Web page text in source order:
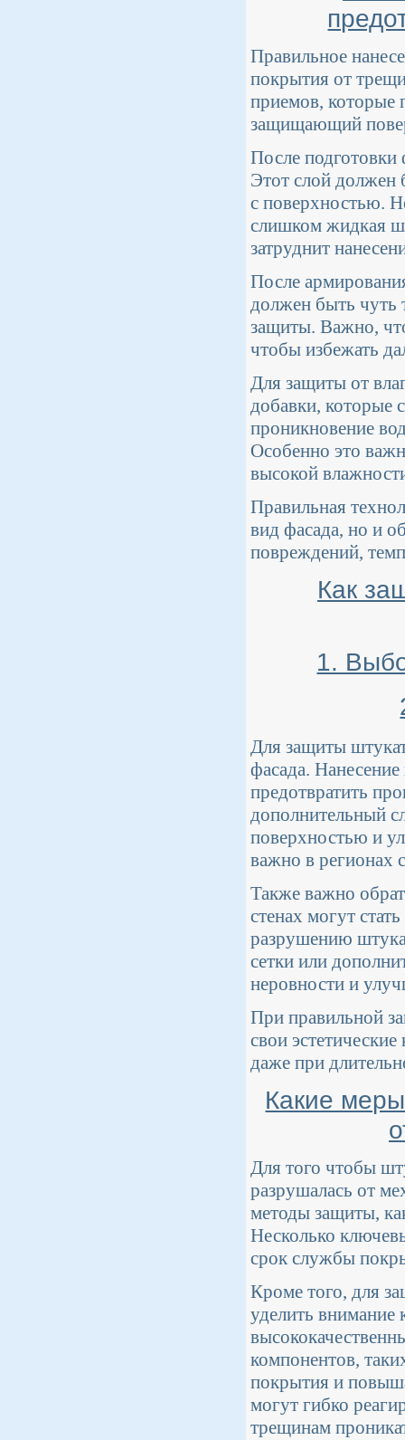
Правильное
покрытия от
приемов, которые
защищающий
После подготовки
Этот слой
с поверхностью.
слишком жидкая
затруднит
После
должен быть чуть
защиты. Важно,
чтобы избежать
Для защиты от
добавки, которые
проникновение
Особенно это
высокой
Правильная
вид фасада, но и
повреждений,
Как
1.
Для защиты
фасада.
предотвратить
дополнительный
поверхностью и
важно в регионах
Также важно
стенах могут
разрушению
сетки или
неровности и
При правильной
свои
даже при
Какие
Для того чтобы
разрушалась от
методы защиты,
Несколько
срок службы
Кроме того, для
уделить внимание
компонентов,
покрытия и
могут гибко
трещинам